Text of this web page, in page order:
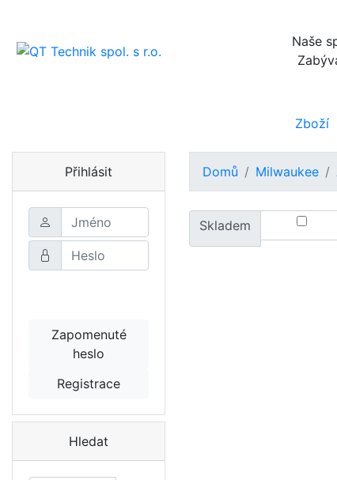
Naše
Zboží
Přihlásit
Zapomenuté
heslo
Registrace
Hledat
Domů Milwaukee
Skladem